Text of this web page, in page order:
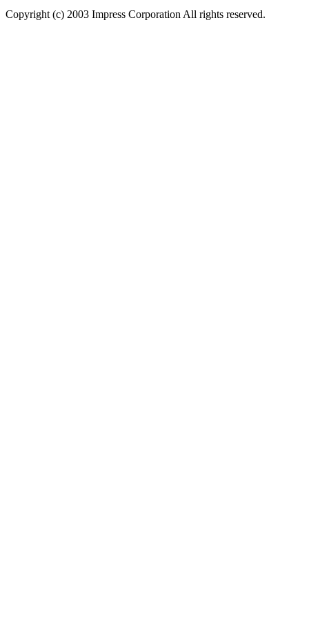
Copyright (c) 2003 Impress Corporation All rights reserved.